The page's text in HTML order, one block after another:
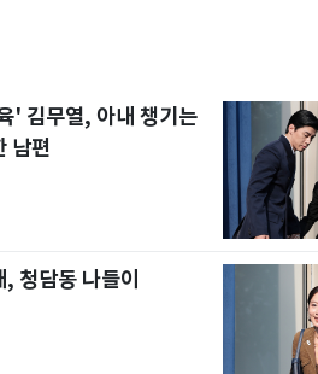
' 김무열, 아내 챙기는
남편
, 청담동 나들이